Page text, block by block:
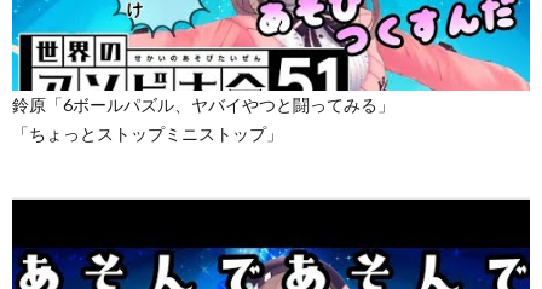
鈴原「6ボールパズル、ヤバイやつと闘ってみる」
「ちょっとストップミニストップ」